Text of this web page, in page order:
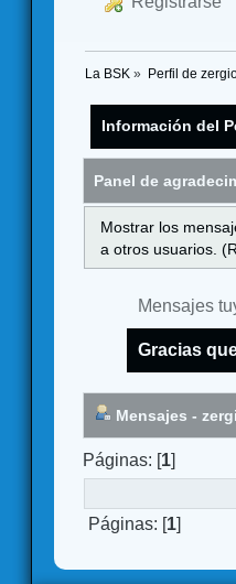
La BSK » Perfil de
Información del
Panel de
Mostrar los
a otros usuarios.
Mensajes
Gracias
Mensajes -
Páginas: [1]
Páginas: [1]